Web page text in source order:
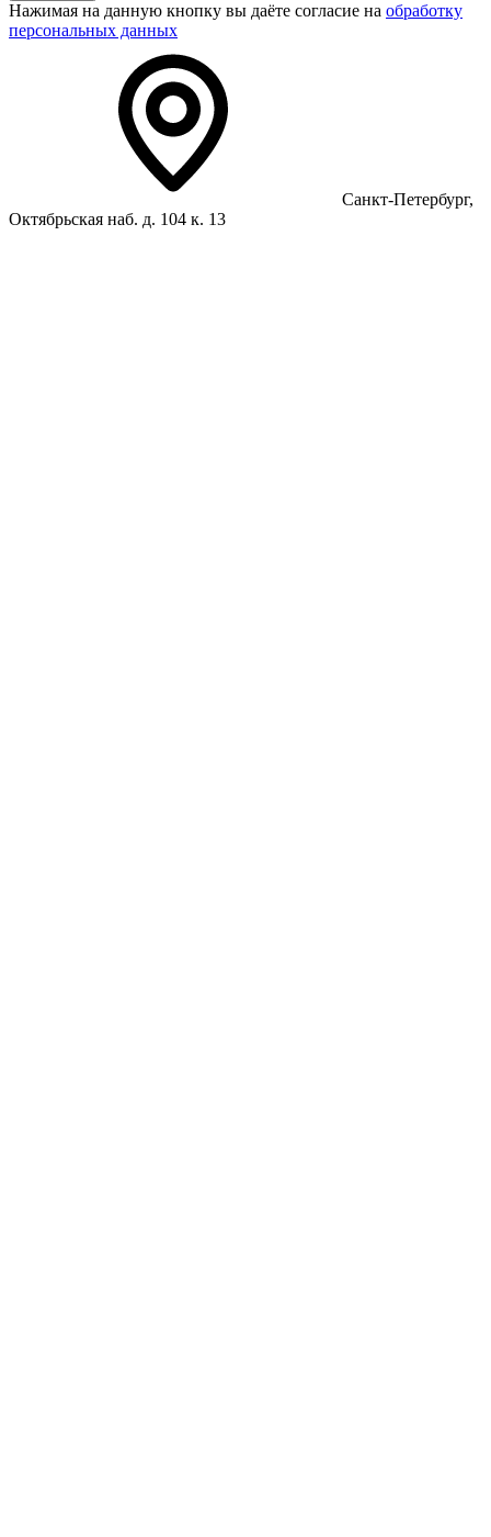
Нажимая на данную кнопку вы даёте согласие на обработку
персональных данных
Санкт-Петербург,
Октябрьская наб. д. 104 к. 13